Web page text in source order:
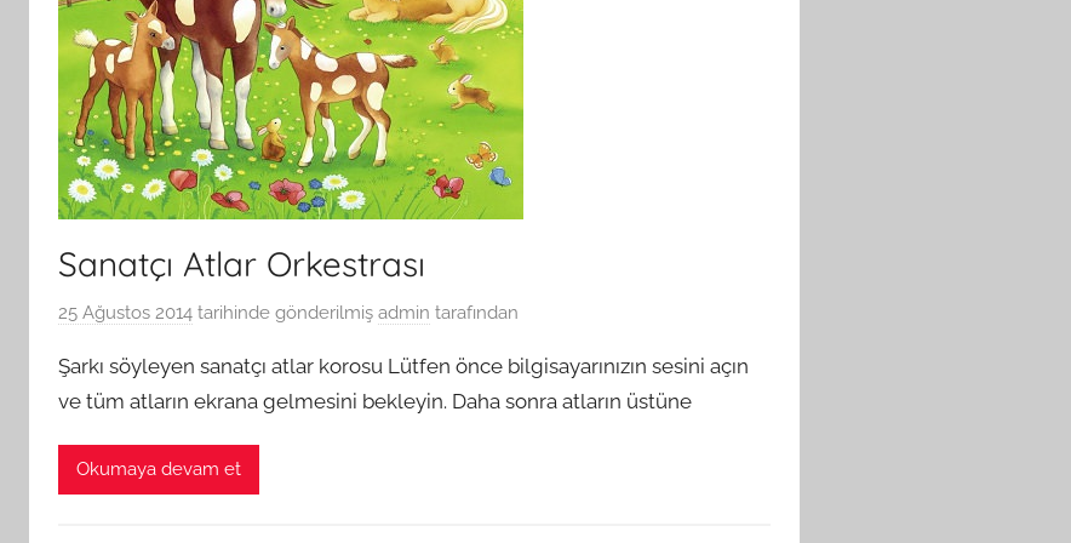
Sanatçı Atlar Orkestrası
25 Ağustos 2014 tarihinde gönderilmiş admin tarafından
Şarkı söyleyen sanatçı atlar korosu Lütfen önce bilgisayarınızın sesini açın
ve tüm atların ekrana gelmesini bekleyin. Daha sonra atların üstüne
Okumaya devam et